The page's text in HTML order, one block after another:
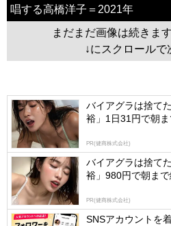
唱する高橋洋子＝2021年
まだまだ画像は続きま
↓にスクロールで
バイアグラは捨て
裕」1日31円で朝ま
PR(健商株式会社)
バイアグラは捨て
裕」980円で朝まで
PR(健商株式会社)
SNSアカウントを